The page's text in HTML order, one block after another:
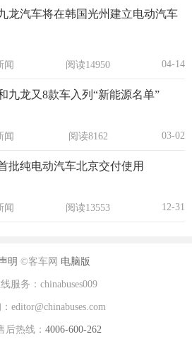
龙汽车将在韩国光州建立电动汽车
闻 阅读14950 04-14
九龙又8款车入列“新能源名单”
闻 阅读8162 03-02
批纯电动汽车北京交付使用
闻 阅读13553 12-31
明 ©客车网 电脑版
服务：chinabuses009
editor@chinabuses.com
后热线： 4006-600-262